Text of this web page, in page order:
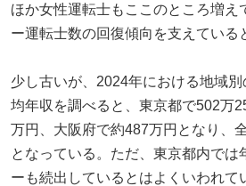
ほか女性運転士もここのところ増え
ー運転士数の回復傾向を支えている
少し古いが、2024年における地域
均年収を調べると、東京都で502万
万円、大阪府で約487万円となり、
となっている。ただ、東京都内では
ーも続出しているとはよくいわれ